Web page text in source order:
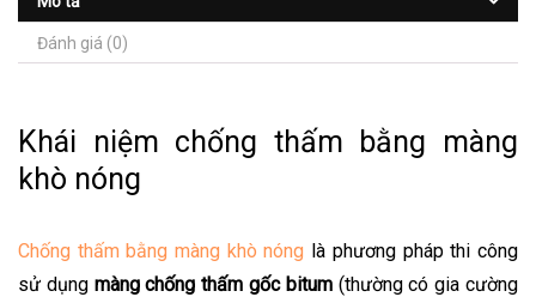
Đánh giá (0)
Khái niệm chống thấm bằng màng
khò nóng
Chống thấm bằng màng khò nóng là phương pháp thi công
sử dụng màng chống thấm gốc bitum(thường có gia cường